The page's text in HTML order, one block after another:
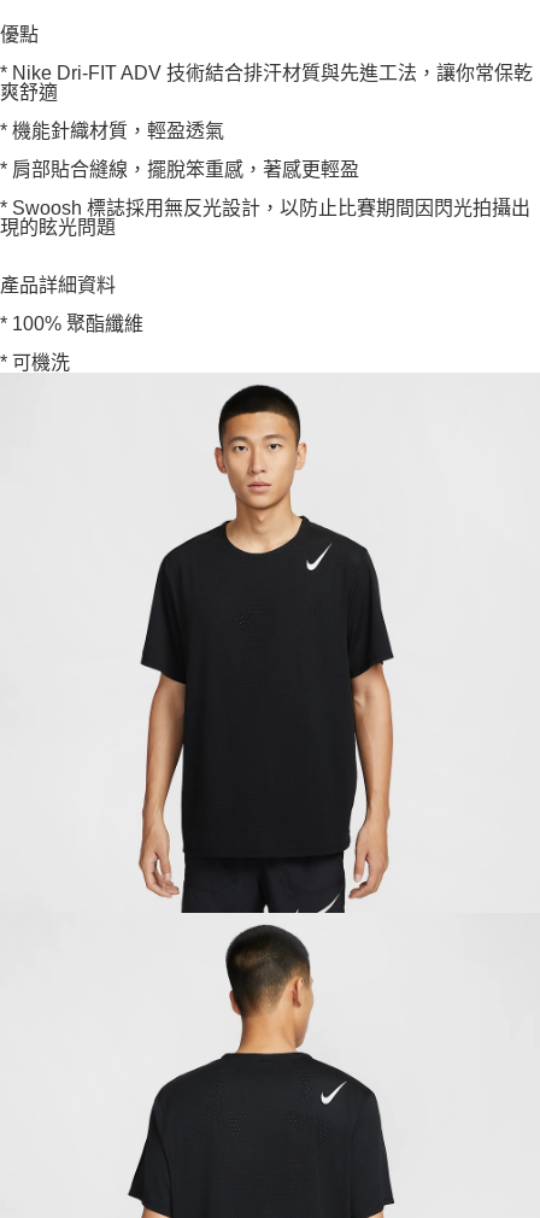
優點
* Nike Dri-FIT ADV 技術結合排汗材質與先進工法，讓你常保乾
爽舒適
* 機能針織材質，輕盈透氣
* 肩部貼合縫線，擺脫笨重感，著感更輕盈
* Swoosh 標誌採用無反光設計，以防止比賽期間因閃光拍攝出
現的眩光問題
產品詳細資料
* 100% 聚酯纖維
* 可機洗